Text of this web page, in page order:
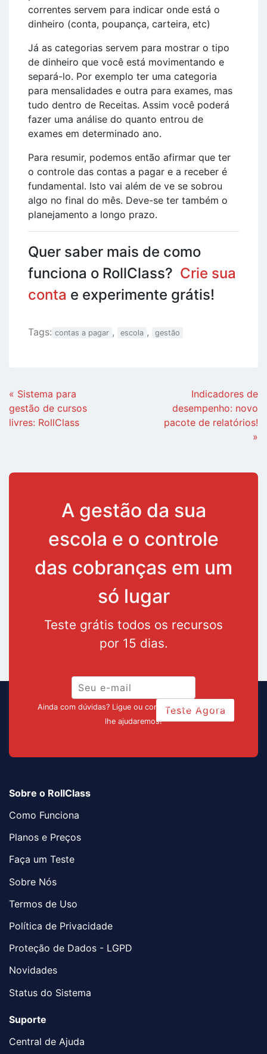
correntes servem para indicar onde está o
dinheiro (conta, poupança, carteira, etc)
Já as categorias servem para mostrar o tipo
de dinheiro que você está movimentando e
separá-lo. Por exemplo ter uma categoria
para mensalidades e outra para exames, mas
tudo dentro de Receitas. Assim você poderá
fazer uma análise do quanto entrou de
exames em determinado ano.
Para resumir, podemos então afirmar que ter
o controle das contas a pagar e a receber é
fundamental. Isto vai além de ve se sobrou
algo no final do mês. Deve-se ter também o
planejamento a longo prazo.
Quer saber mais de como
funciona o RollClass? Crie sua
conta e experimente grátis!
Tags: contas a pagar , escola , gestão
Continue
Lendo
« Sistema para
gestão de cursos
livres: RollClass
Indicadores de
desempenho: novo
pacote de relatórios!
»
A gestão da sua
escola e o controle
das cobranças em um
só lugar
Teste grátis todos os recursos
por 15 dias.
Teste Agora
Ainda com dúvidas? Ligue ou converse pelo chat que
lhe ajudaremos!
Sobre o RollClass
Como Funciona
Planos e Preços
Faça um Teste
Sobre Nós
Termos de Uso
Política de Privacidade
Proteção de Dados - LGPD
Novidades
Status do Sistema
Suporte
Central de Ajuda